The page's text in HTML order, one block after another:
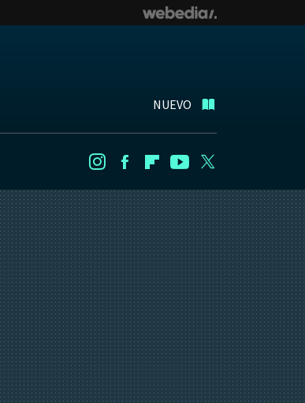
NUEVO
InstagramFacebookFlipboard
Youtube